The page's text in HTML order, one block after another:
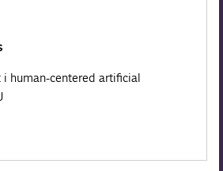
human-centered artificial